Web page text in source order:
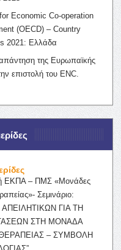
Economic Co-operation
(OECD) – Country
2021: Ελλάδα
απάντηση της Ευρωπαϊκής
επιστολή του ENC.
ΕΚΠΑ – ΠΜΣ «Μονάδες
Σεμινάριο:
ΑΠΕΙΛΗΤΙΚΩΝ ΓΙΑ ΤΗ
ΣΤΗ ΜΟΝΑΔΑ
– ΣΥΜΒΟΛΗ